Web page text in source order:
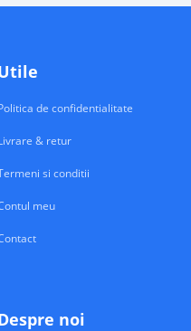
de confidentialitate
& retur
si conditii
meu
noi